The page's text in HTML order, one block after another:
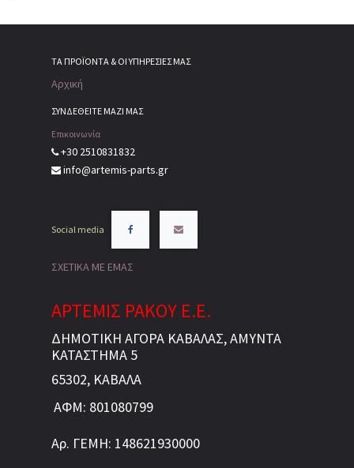
ΤΑ ΠΡΟΪΌΝΤΑ & ΟΙ ΥΠΗΡΕΣΊΕΣ ΜΑΣ
Αρχική
ΣΥΝΔΕΘΕΙΤΕ ΜΑΖΙ ΜΑΣ
Επικοινωνία
+30 2510831832
info@artemis-parts.gr
Social media
ΣΧΕΤΙΚΑ ΜΕ ΕΜΑΣ
ΑΡΤΕΜΙΣ ΡΑΚΟΥ Ε.Ε.
ΔΗΜΟΤΙΚΗ ΑΓΟΡΑ ΚΑΒΑΛΑΣ, ΑΜΥΝΤΑ
ΚΑΤΑΣΤΗΜΑ 5
65302, ΚΑΒΑΛΑ
ΑΦΜ: 801080799
Αρ. ΓΕΜΗ: 148621930000